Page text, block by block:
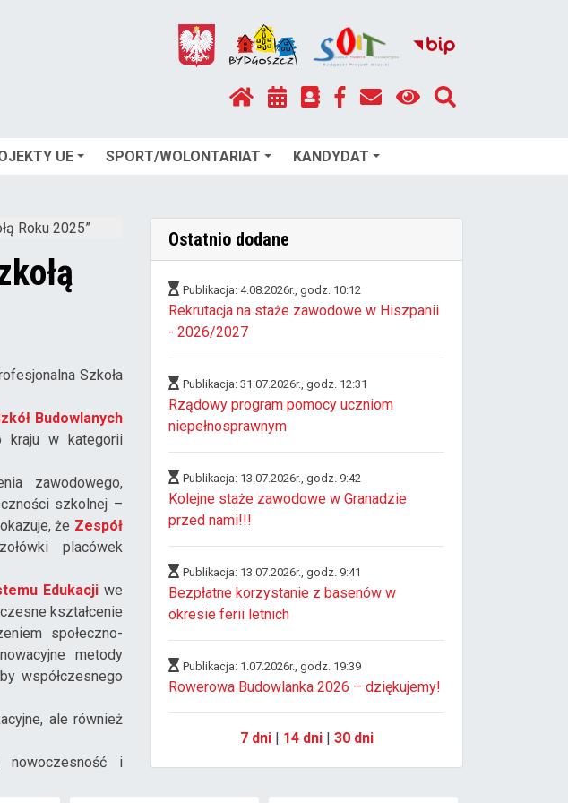
UE SPORT/WOLONTARIAT KANDYDAT
Roku 2025”
Szkoła
Budowlanych
kraju w kategorii
zawodowego,
szkolnej –
że Zespół
placówek
Edukacjiwe
kształcenie
społeczno-
metody
współczesnego
ale również
nowoczesność i
Ostatnio dodane
Publikacja: 4.08.2026r., godz. 10:12
Rekrutacja na staże zawodowe w Hiszpanii
- 2026/2027
Publikacja: 31.07.2026r., godz. 12:31
Rządowy program pomocy uczniom
niepełnosprawnym
Publikacja: 13.07.2026r., godz. 9:42
Kolejne staże zawodowe w Granadzie
przed nami!!!
Publikacja: 13.07.2026r., godz. 9:41
Bezpłatne korzystanie z basenów w
okresie ferii letnich
Publikacja: 1.07.2026r., godz. 19:39
Rowerowa Budowlanka 2026 – dziękujemy!
7 dni| 14 dni| 30 dni